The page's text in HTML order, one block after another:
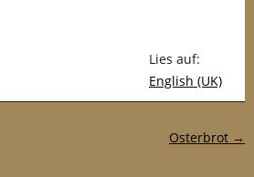
Lies auf:
English (UK)
Osterbrot →